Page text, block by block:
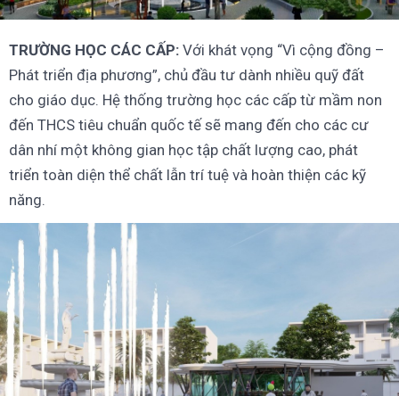
TRƯỜNG HỌC CÁC CẤP: Với khát vọng “Vì cộng đồng –
Phát triển địa phương”, chủ đầu tư dành nhiều quỹ đất
cho giáo dục. Hệ thống trường học các cấp từ mầm non
đến THCS tiêu chuẩn quốc tế sẽ mang đến cho các cư
dân nhí một không gian học tập chất lượng cao, phát
triển toàn diện thể chất lẫn trí tuệ và hoàn thiện các kỹ
năng.